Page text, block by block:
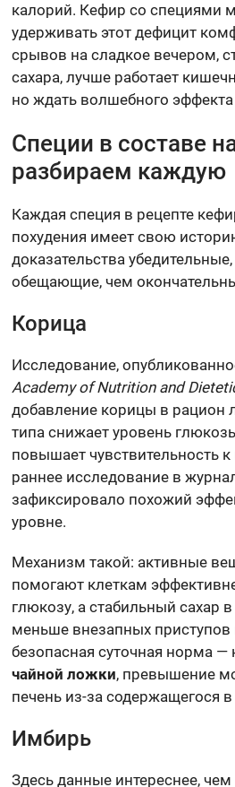
калорий. Кефир со специями
удерживать этот дефицит
срывов на сладкое вечером,
сахара, лучше работает
но ждать волшебного эффекта
Специи в составе
разбираем каждую
Каждая специя в рецепте
похудения имеет свою
доказательства
обещающие, чем
Корица
Исследование,
Academy of Nutrition and
добавление корицы в рацион
типа снижает уровень
повышает чувствительность
раннее исследование в
зафиксировало похожий
уровне.
Механизм такой: активные
помогают клеткам
глюкозу, а стабильный сахар
меньше внезапных приступов
безопасная суточная норма —
чайной ложки, превышение
печень из-за содержащегося
Имбирь
Здесь данные интереснее,